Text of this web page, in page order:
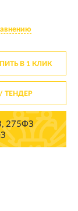
В 1 КЛИК
ТЕНДЕР
275ФЗ